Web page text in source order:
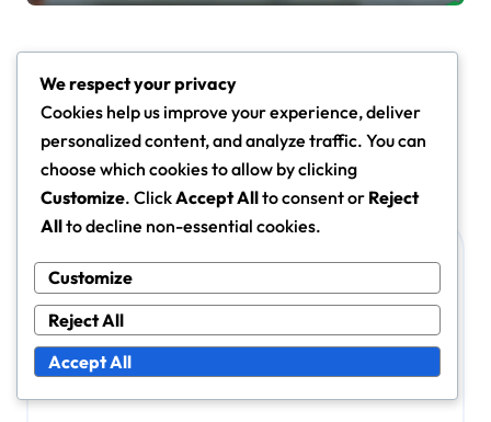
Leave a Reply
Your email address will not be published.Required fields
are marked *
Comment*
We respect your privacy
Cookies help us improve your experience, deliver
personalized content, and analyze traffic. You can
choose which cookies to allow by clicking
Customize. ClickAccept Allto consent or Reject
Allto decline non-essential cookies.
Customize
Reject All
Accept All